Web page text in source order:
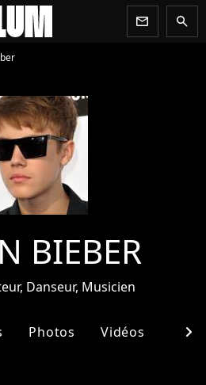
newsletter search
BIEBER
Danseur, Musicien
Photos Vidéos chevron_right